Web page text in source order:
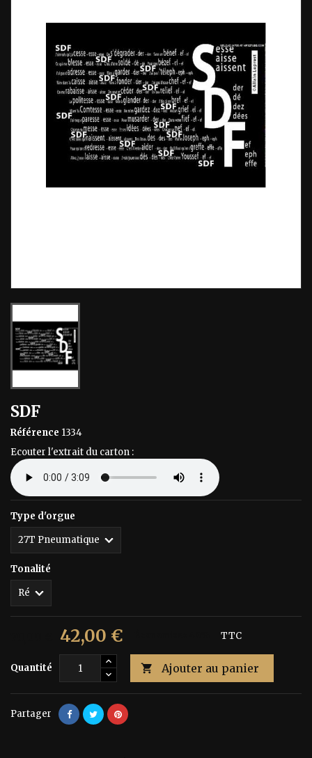
SDF
Référence 1334
Ecouter l'extrait du carton :
Type d'orgue
Tonalité
42,00 € TTC
Quantité  Ajouter au panier
Partager